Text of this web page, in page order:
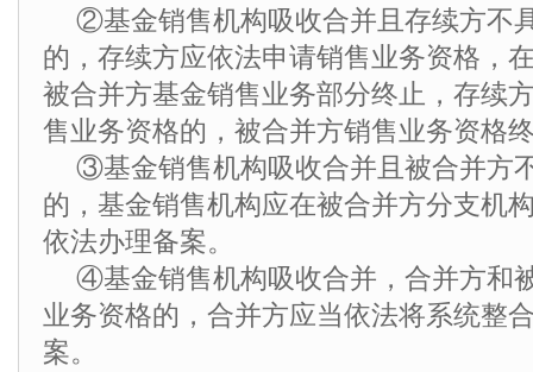
②基金销售机构吸收合并且存续方不
的，存续方应依法申请销售业务资格，
被合并方基金销售业务部分终止，存续
售业务资格的，被合并方销售业务资格
③基金销售机构吸收合并且被合并方
的，基金销售机构应在被合并方分支机
依法办理备案。
④基金销售机构吸收合并，合并方和
业务资格的，合并方应当依法将系统整
案。